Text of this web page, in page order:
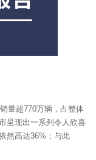
量超770万辆，占整体
呈现出一系列令人欣喜
然高达36%；与此